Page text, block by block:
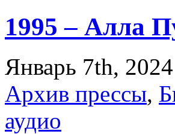
1995 – Алла
Январь 7th, 2024
Архив прессы,
аудио